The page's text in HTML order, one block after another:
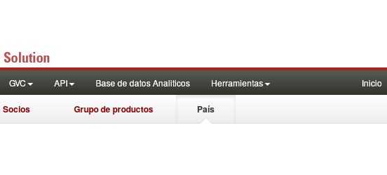
GVC API Base de datos Analiticos Herramientas Inicio
Socios Grupo de productos País